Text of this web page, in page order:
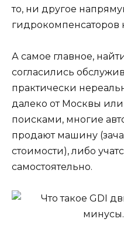
то, ни другое
гидрокомпенсаторов
А самое главное,
согласились
практически
далеко от Москвы
поисками, многие
продают машину
стоимости), либо
самостоятельно.